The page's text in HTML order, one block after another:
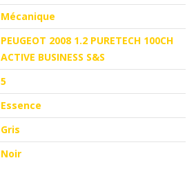
Mécanique
PEUGEOT 2008 1.2 PURETECH 100CH
ACTIVE BUSINESS S&S
5
Essence
Gris
Noir